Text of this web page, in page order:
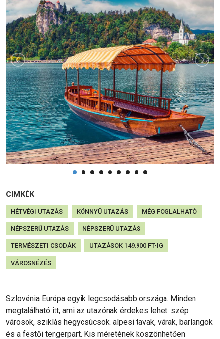
CIMKÉK
HÉTVÉGI UTAZÁS KÖNNYŰ UTAZÁS MÉG FOGLALHATÓ
NÉPSZERŰ UTAZÁS NÉPSZERŰ UTAZÁS
TERMÉSZETI CSODÁK UTAZÁSOK 149.900 FT-IG
VÁROSNÉZÉS
Szlovénia Európa egyik legcsodásabb országa. Minden
megtalálható itt, ami az utazónak érdekes lehet: szép
városok, sziklás hegycsúcsok, alpesi tavak, várak, barlangok
és a festői tengerpart. Kis méretének köszönhetően